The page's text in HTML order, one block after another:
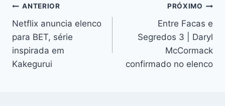
Navegação
de
Post
ANTERIOR
Netflix anuncia elenco
para BET, série
inspirada em
Kakegurui
PRÓXIMO
Entre Facas e
Segredos 3 | Daryl
McCormack
confirmado no elenco